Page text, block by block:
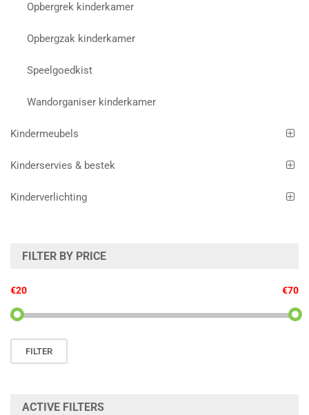
Opbergrek kinderkamer
Opbergzak kinderkamer
Speelgoedkist
Wandorganiser kinderkamer
Kindermeubels
Kinderservies & bestek
Kinderverlichting
FILTER BY PRICE
Min.
Max.FILTER
€20 €70
ACTIVE FILTERS